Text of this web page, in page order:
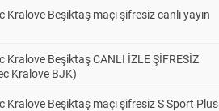
Kralove Beşiktaş maçı şifresiz canlı yayın
Kralove Beşiktaş CANLI İZLE ŞİFRESİZ
Kralove BJK)
Kralove Beşiktaş maçı şifresiz S Sport Plus